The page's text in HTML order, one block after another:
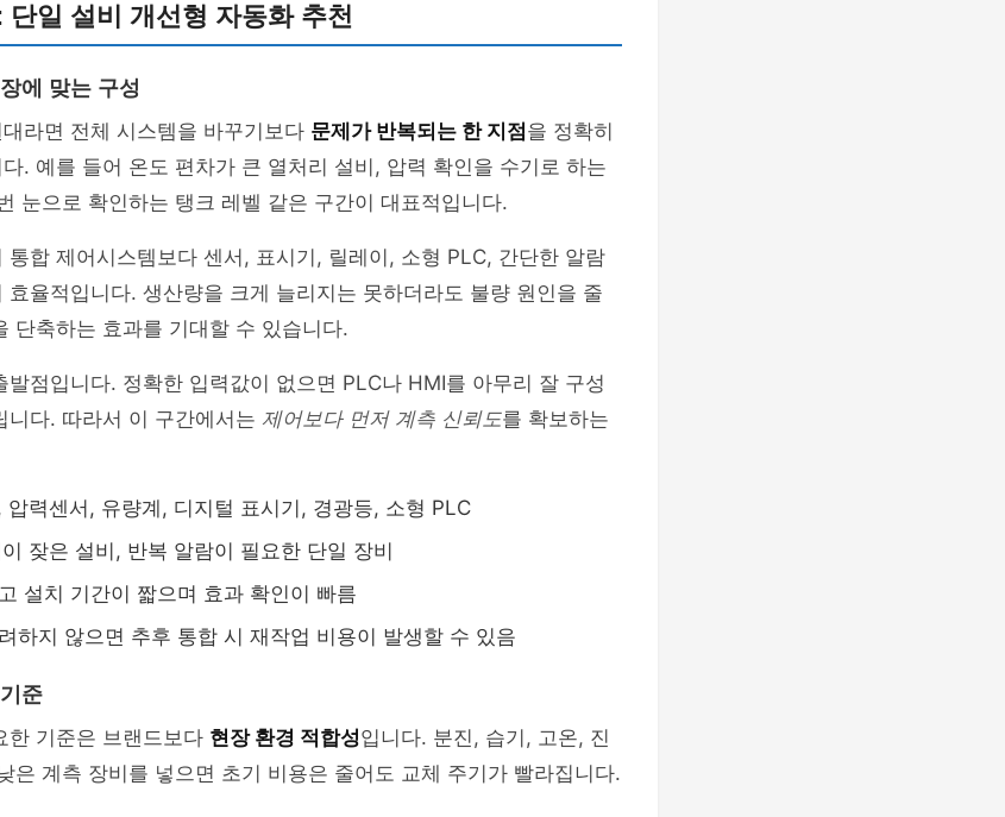
단일 설비 개선형 자동화 추천
에 맞는 구성
라면 전체 시스템을 바꾸기보다 문제가 반복되는 한 지점을 정확히
. 예를 들어 온도 편차가 큰 열처리 설비, 압력 확인을 수기로 하는
눈으로 확인하는 탱크 레벨 같은 구간이 대표적입니다.
통합 제어시스템보다 센서, 표시기, 릴레이, 소형 PLC, 간단한 알람
효율적입니다. 생산량을 크게 늘리지는 못하더라도 불량 원인을 줄
단축하는 효과를 기대할 수 있습니다.
발점입니다. 정확한 입력값이 없으면 PLC나 HMI를 아무리 잘 구성
다. 따라서 이 구간에서는 제어보다 먼저 계측 신뢰도를 확보하는
압력센서, 유량계, 디지털 표시기, 경광등, 소형 PLC
잦은 설비, 반복 알람이 필요한 단일 장비
설치 기간이 짧으며 효과 확인이 빠름
하지 않으면 추후 통합 시 재작업 비용이 발생할 수 있음
준
한 기준은 브랜드보다 현장 환경 적합성입니다. 분진, 습기, 고온, 진
은 계측 장비를 넣으면 초기 비용은 줄어도 교체 주기가 빨라집니다.